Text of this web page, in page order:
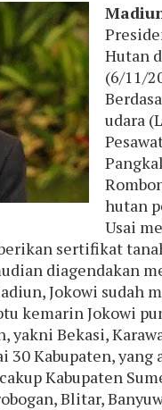
Hutan
(6/11/
udara
hutan
Usai
sertifikat
diagendakan
Jokowi sudah
kemarin Jokowi
yakni Bekasi,
Kabupaten,
Kabupaten
Blitar,